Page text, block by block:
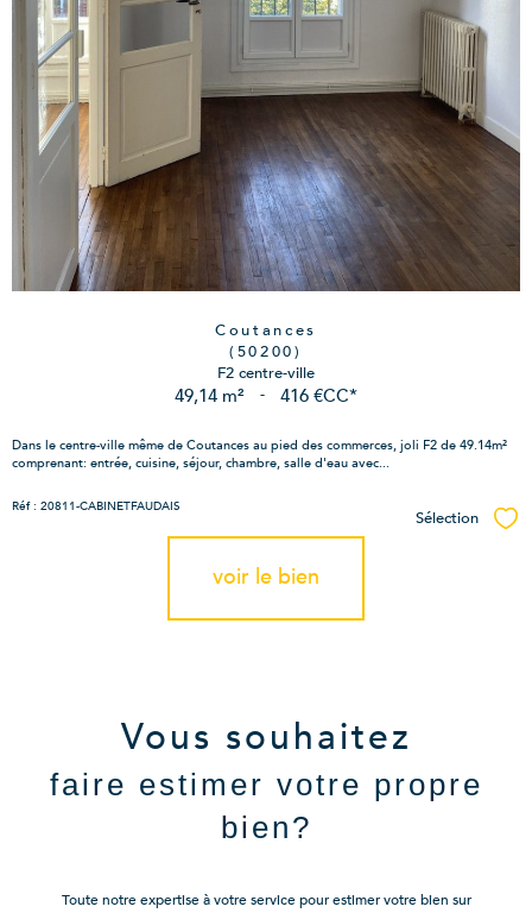
Coutances
(50200)
F2 centre-ville
49,14 m² - 416 €CC*
Dans le centre-ville même de Coutances au pied des commerces, joli F2 de 49.14m²
comprenant: entrée, cuisine, séjour, chambre, salle d'eau avec...
Réf : 20811-CABINETFAUDAIS
Sélection
voir le bien
Vous souhaitez
faire estimer votre propre
bien?
Toute notre expertise à votre service pour estimer votre bien sur